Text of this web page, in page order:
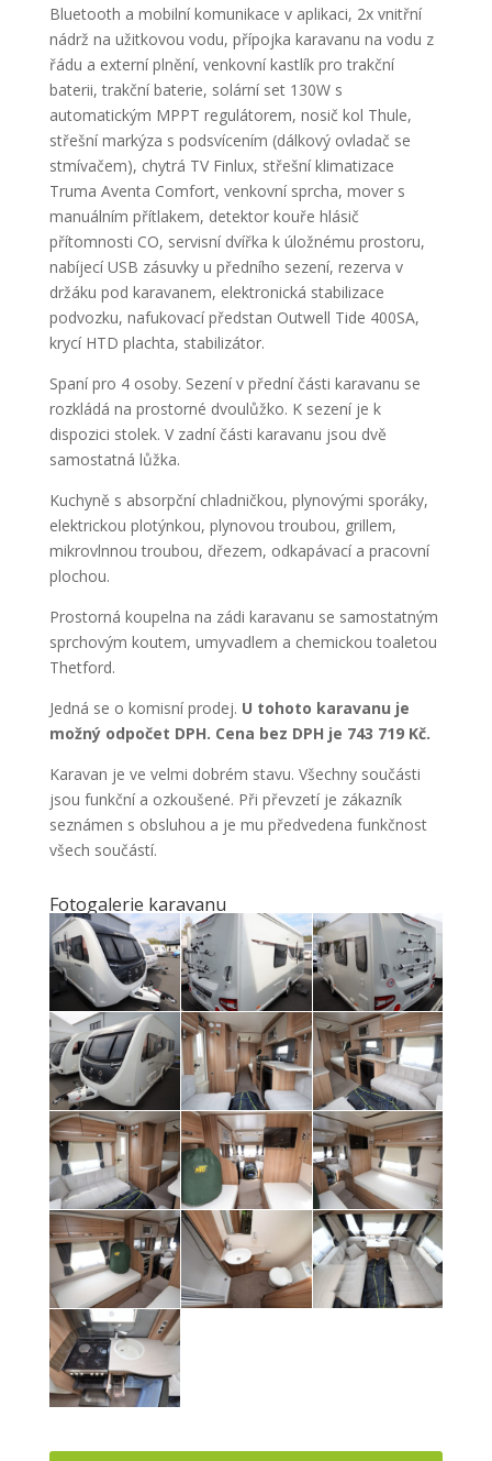
Bluetooth a mobilní komunikace v aplikaci, 2x vnitřní
nádrž na užitkovou vodu, přípojka karavanu na vodu z
řádu a externí plnění, venkovní kastlík pro trakční
baterii, trakční baterie, solární set 130W s
automatickým MPPT regulátorem, nosič kol Thule,
střešní markýza s podsvícením (dálkový ovladač se
stmívačem), chytrá TV Finlux, střešní klimatizace
Truma Aventa Comfort, venkovní sprcha, mover s
manuálním přítlakem, detektor kouře hlásič
přítomnosti CO, servisní dvířka k úložnému prostoru,
nabíjecí USB zásuvky u předního sezení, rezerva v
držáku pod karavanem, elektronická stabilizace
podvozku, nafukovací předstan Outwell Tide 400SA,
krycí HTD plachta, stabilizátor.
Spaní pro 4 osoby. Sezení v přední části karavanu se
rozkládá na prostorné dvoulůžko. K sezení je k
dispozici stolek. V zadní části karavanu jsou dvě
samostatná lůžka.
Kuchyně s absorpční chladničkou, plynovými sporáky,
elektrickou plotýnkou, plynovou troubou, grillem,
mikrovlnnou troubou, dřezem, odkapávací a pracovní
plochou.
Prostorná koupelna na zádi karavanu se samostatným
sprchovým koutem, umyvadlem a chemickou toaletou
Thetford.
Jedná se o komisní prodej. U tohoto karavanu je
možný odpočet DPH. Cena bez DPH je 743 719 Kč.
Karavan je ve velmi dobrém stavu. Všechny součásti
jsou funkční a ozkoušené. Při převzetí je zákazník
seznámen s obsluhou a je mu předvedena funkčnost
všech součástí.
Fotogalerie karavanu